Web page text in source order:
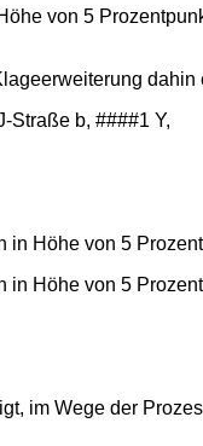
von 5
dahin
Straße b, ####1 Y,
Höhe von 5
Höhe von 5
im Wege der